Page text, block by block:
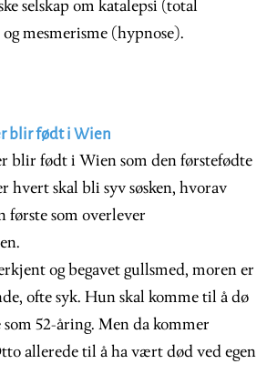
selskap om katalepsi (total
mesmerisme (hypnose).
blir født i Wien
blir født i Wien som den førstefødte
hvert skal bli syv søsken, hvorav
som overlever
og begavet gullsmed, moren er
ofte syk. Hun skal komme til å dø
52-åring. Men da kommer
allerede til å ha vært død ved egen